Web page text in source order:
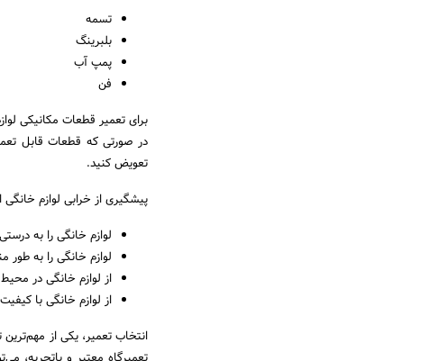
تسمه
بلبرینگ
پمپ آب
فن
برای تعمیر قطعات مکانیکی
در صورتی که قطعات قابل
تعویض کنید.
پیشگیری از خرابی لوازم
لوازم خانگی را به
لوازم خانگی را به
از لوازم خانگی در
از لوازم خانگی با
انتخاب تعمیر، یکی از